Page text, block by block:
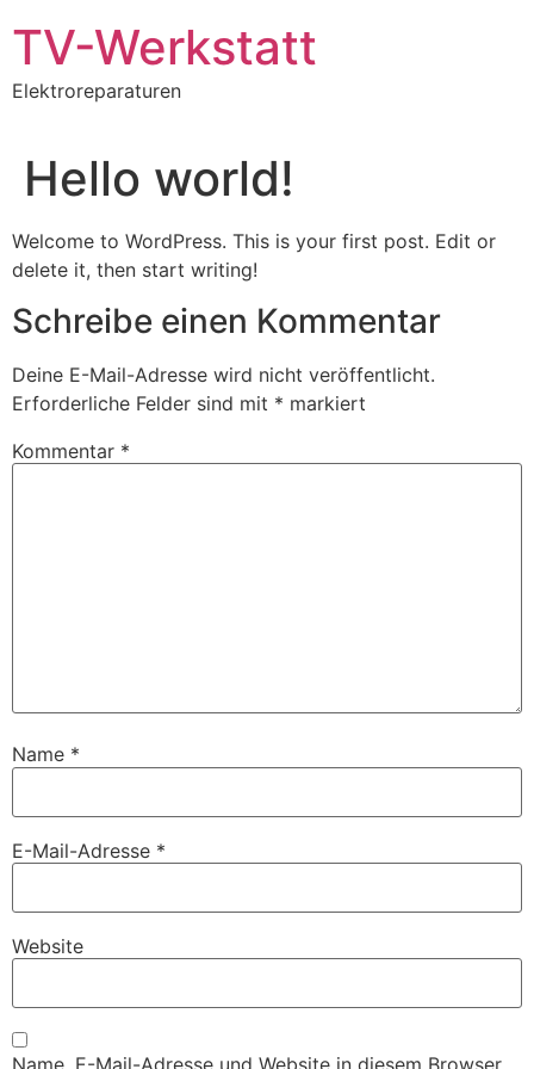
Inhalt
wechseln
TV-Werkstatt
Elektroreparaturen
Hello world!
Welcome to WordPress. This is your first post. Edit or
delete it, then start writing!
Schreibe einen Kommentar
Deine E-Mail-Adresse wird nicht veröffentlicht.
Erforderliche Felder sind mit * markiert
Kommentar *
Name *
E-Mail-Adresse *
Website
Name, E-Mail-Adresse und Website in diesem Browser